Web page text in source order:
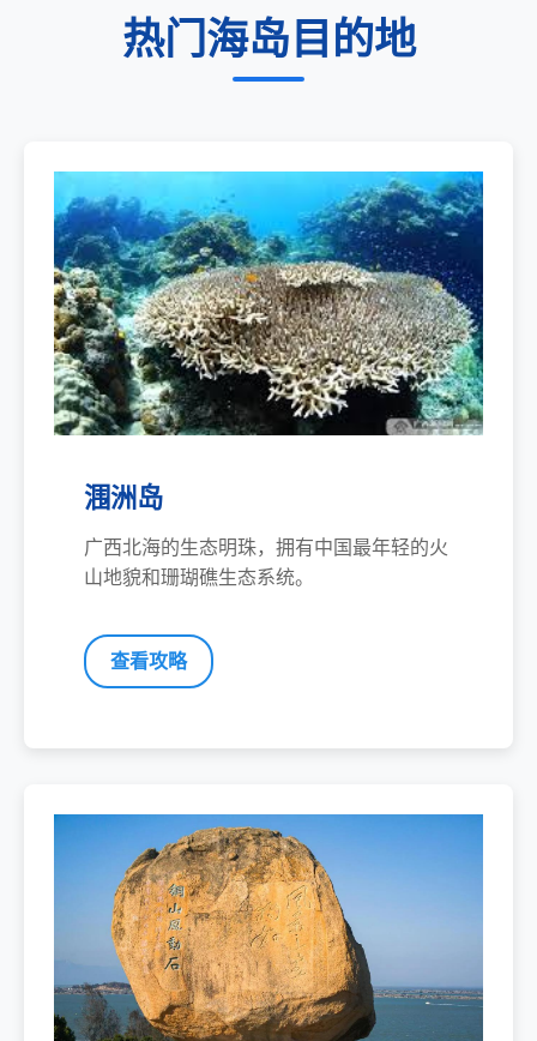
热门海岛目的地
涠洲岛
广西北海的生态明珠，拥有中国最年轻的火
山地貌和珊瑚礁生态系统。
查看攻略